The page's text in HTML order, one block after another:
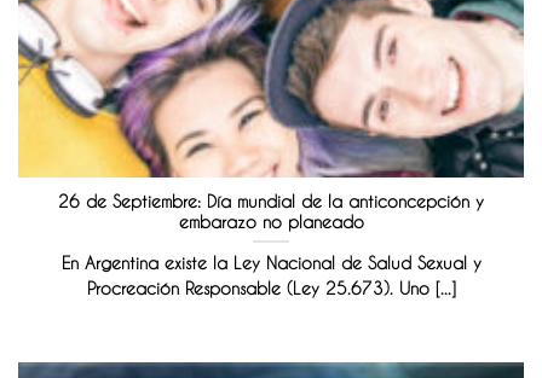
26 de Septiembre: Día mundial de la anticoncepción y
embarazo no planeado
En Argentina existe la Ley Nacional de Salud Sexual y
Procreación Responsable (Ley 25.673). Uno [...]